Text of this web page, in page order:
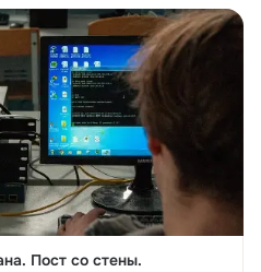
Пост со стены.